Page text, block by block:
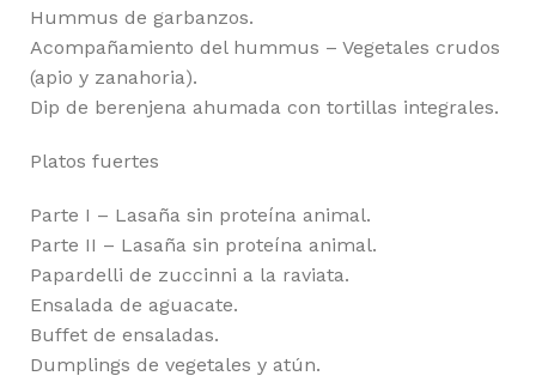
Hummus de garbanzos.
Acompañamiento del hummus – Vegetales crudos
(apio y zanahoria).
Dip de berenjena ahumada con tortillas integrales.
Platos fuertes
Parte I – Lasaña sin proteína animal.
Parte II – Lasaña sin proteína animal.
Papardelli de zuccinni a la raviata.
Ensalada de aguacate.
Buffet de ensaladas.
Dumplings de vegetales y atún.